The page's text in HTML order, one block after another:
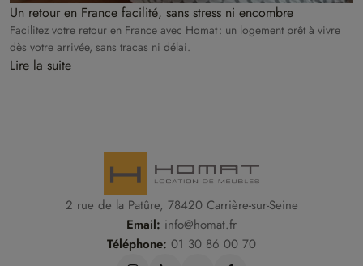
Un retour en France facilité, sans stress ni encombre
Facilitez votre retour en France avec Homat : un logement prêt à vivre
dès votre arrivée, sans tracas ni délai.
Lire la suite
2 rue de la Patûre, 78420 Carrière-sur-Seine
Email: info@homat.fr
Téléphone: 01 30 86 00 70